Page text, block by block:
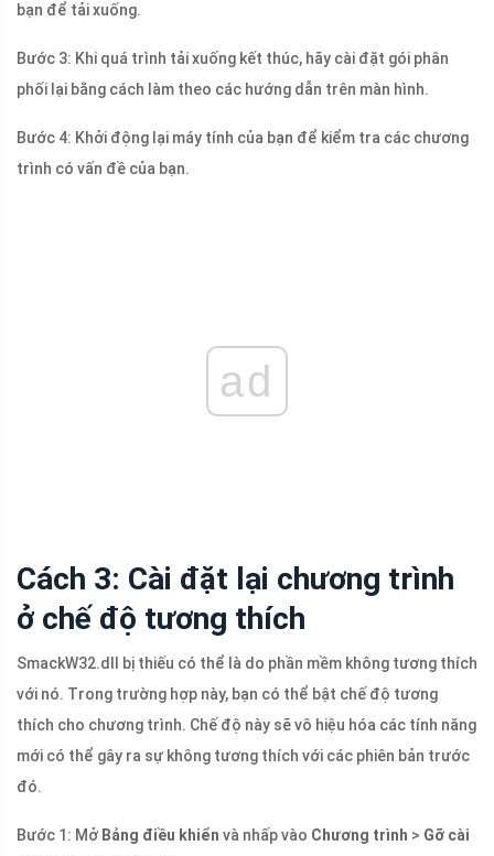
bạn để tải xuống.
Bước 3: Khi quá trình tải xuống kết thúc, hãy cài đặt gói phân
phối lại bằng cách làm theo các hướng dẫn trên màn hình.
Bước 4: Khởi động lại máy tính của bạn để kiểm tra các chương
trình có vấn đề của bạn.
ad
Cách 3: Cài đặt lại chương trình
ở chế độ tương thích
SmackW32.dll bị thiếu có thể là do phần mềm không tương thích
với nó. Trong trường hợp này, bạn có thể bật chế độ tương
thích cho chương trình. Chế độ này sẽ vô hiệu hóa các tính năng
mới có thể gây ra sự không tương thích với các phiên bản trước
đó.
Bước 1: Mở Bảng điều khiển và nhấp vào Chương trình > Gỡ cài